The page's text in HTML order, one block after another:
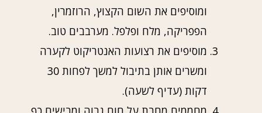
ומוסיפים את השום הקצוץ, הרוזמרין,
הפפריקה, מלח ופלפל. מערבבים טוב.
מוסיפים את רצועות האנטריקוט לקערה
ומשרים אותן בתיבול למשך לפחות 30
דקות (עדיף לשעה).